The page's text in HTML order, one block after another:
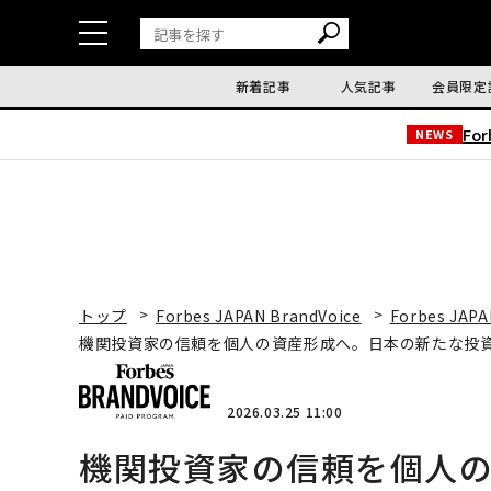
新着記事 人気記事 会員限定
NEWS
トップ Forbes JAPAN BrandVoice
Forbes
機関投資家の信頼を個人の資産形成へ。日本の新たな投
2026.03.25 11:00
機関投資家の信頼を個人